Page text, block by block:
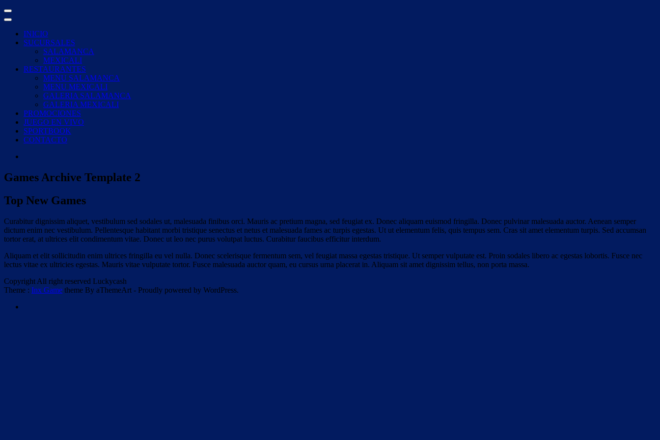
Skip
to
INICIO
SUCURSALES
SALAMANCA
MEXICALI
RESTAURANTES
MENU SALAMANCA
MENU MEXICALI
GALERIA SALAMANCA
GALERIA MEXICALI
PROMOCIONES
JUEGO EN VIVO
SPORTBOOK
CONTACTO
Games Archive Template 2
Top New Games
Curabitur dignissim aliquet, vestibulum sed sodales ut, malesuada finibus orci. Mauris ac pretium magna, sed feugiat ex. Donec aliquam euismod fringilla. Donec pulvinar malesuada auctor. Aenean semper
dictum enim nec vestibulum. Pellentesque habitant morbi tristique senectus et netus et malesuada fames ac turpis egestas. Ut ut elementum felis, quis tempus sem. Cras sit amet elementum turpis. Sed accumsan
tortor erat, at ultrices elit condimentum vitae. Donec ut leo nec purus volutpat luctus. Curabitur faucibus efficitur interdum.
Aliquam et elit sollicitudin enim ultrices fringilla eu vel nulla. Donec scelerisque fermentum sem, vel feugiat massa egestas tristique. Ut semper vulputate est. Proin sodales libero ac egestas lobortis. Fusce nec
lectus vitae ex ultricies egestas. Mauris vitae vulputate tortor. Fusce malesuada auctor quam, eu cursus urna placerat in. Aliquam sit amet dignissim tellus, non porta massa.
Copyright All right reserved Luckycash
Theme : Inx Game theme By aThemeArt - Proudly powered by WordPress.